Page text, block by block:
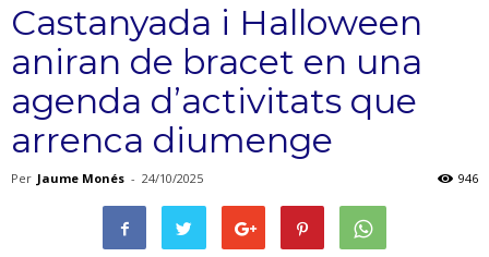
Castanyada i Halloween
aniran de bracet en una
agenda d’activitats que
arrenca diumenge
Per Jaume Monés - 24/10/2025 946